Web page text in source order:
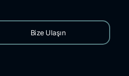
Bize Ulaşın